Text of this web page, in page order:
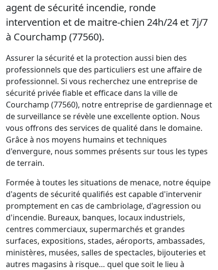
agent de sécurité incendie, ronde
intervention et de maitre-chien 24h/24 et 7j/7
à Courchamp (77560).
Assurer la sécurité et la protection aussi bien des
professionnels que des particuliers est une affaire de
professionnel. Si vous recherchez une entreprise de
sécurité privée fiable et efficace dans la ville de
Courchamp (77560), notre entreprise de gardiennage et
de surveillance se révèle une excellente option. Nous
vous offrons des services de qualité dans le domaine.
Grâce à nos moyens humains et techniques
d'envergure, nous sommes présents sur tous les types
de terrain.
Formée à toutes les situations de menace, notre équipe
d'agents de sécurité qualifiés est capable d'intervenir
promptement en cas de cambriolage, d'agression ou
d'incendie. Bureaux, banques, locaux industriels,
centres commerciaux, supermarchés et grandes
surfaces, expositions, stades, aéroports, ambassades,
ministères, musées, salles de spectacles, bijouteries et
autres magasins à risque… quel que soit le lieu à